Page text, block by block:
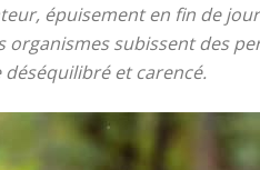
épuisement en fin de
organismes subissent des
et carencé.